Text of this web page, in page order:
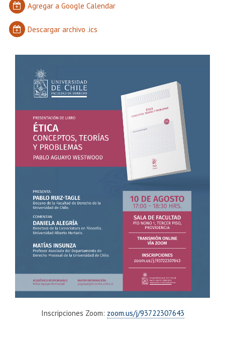
Agregar a Google Calendar
Descargar archivo .ics
Inscripciones Zoom: zoom.us/j/93722307643